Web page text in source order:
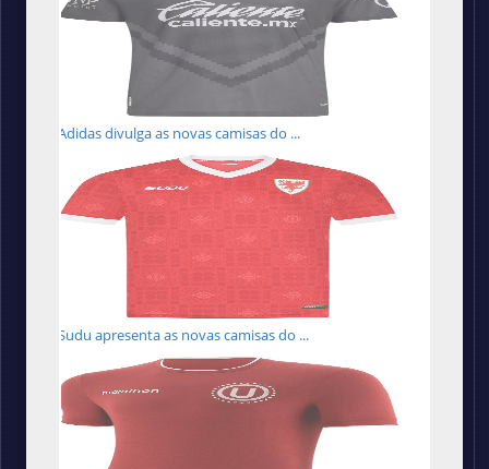
Adidas divulga as novas camisas do ...
Sudu apresenta as novas camisas do ...